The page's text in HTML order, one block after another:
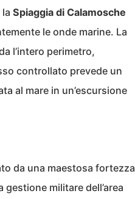
Spiaggia di Calamosche
le onde marine. La
l’intero perimetro,
controllato prevede un
al mare in un’escursione
da una maestosa fortezza
militare dell’area